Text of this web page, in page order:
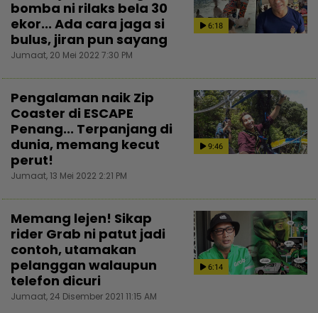
6:18
bomba ni rilaks bela 30
ekor... Ada cara jaga si
bulus, jiran pun sayang
Jumaat, 20 Mei 2022 7:30 PM
9:46
Pengalaman naik Zip
Coaster di ESCAPE
Penang... Terpanjang di
dunia, memang kecut
perut!
Jumaat, 13 Mei 2022 2:21 PM
6:14
Memang lejen! Sikap
rider Grab ni patut jadi
contoh, utamakan
pelanggan walaupun
telefon dicuri
Jumaat, 24 Disember 2021 11:15 AM